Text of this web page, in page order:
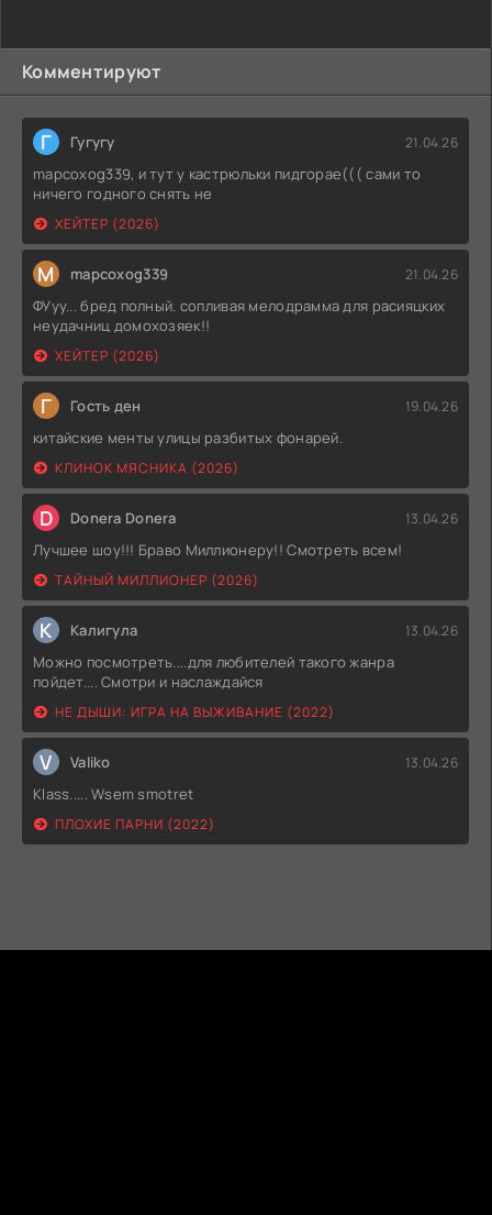
Комментируют
Г Гугугу 21.04.26
mapcoxog339, и тут у кастрюльки пидгорае((( сами то
ничего годного снять не
ХЕЙТЕР (2026)
M mapcoxog339 21.04.26
ФУуу... бред полный. сопливая мелодрамма для расияцких
неудачниц домохозяек!!
ХЕЙТЕР (2026)
Г Гость ден 19.04.26
китайские менты улицы разбитых фонарей.
КЛИНОК МЯСНИКА (2026)
D Donera Donera 13.04.26
Лучшее шоу!!! Браво Миллионеру!! Смотреть всем!
ТАЙНЫЙ МИЛЛИОНЕР (2026)
К Калигула 13.04.26
Можно посмотреть....для любителей такого жанра
пойдет.... Смотри и наслаждайся
НЕ ДЫШИ: ИГРА НА ВЫЖИВАНИЕ (2022)
V Valiko 13.04.26
Klass..... Wsem smotret
ПЛОХИЕ ПАРНИ (2022)